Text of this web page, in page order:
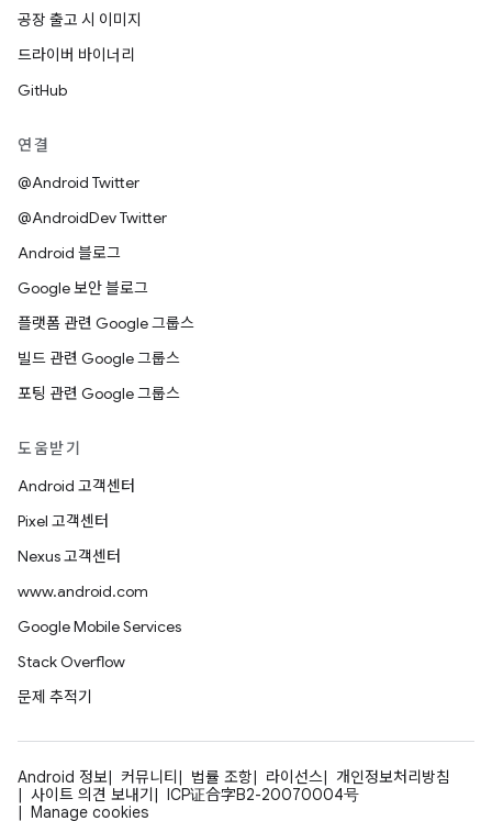
공장 출고 시 이미지
드라이버 바이너리
GitHub
연결
@Android Twitter
@AndroidDev Twitter
Android 블로그
Google 보안 블로그
플랫폼 관련 Google 그룹스
빌드 관련 Google 그룹스
포팅 관련 Google 그룹스
도움받기
Android 고객센터
Pixel 고객센터
Nexus 고객센터
www.android.com
Google Mobile Services
Stack Overflow
문제 추적기
Android 정보 커뮤니티 법률 조항 라이선스
개인정보처리방침
사이트 의견 보내기
ICP证合字B2-20070004号
Manage cookies